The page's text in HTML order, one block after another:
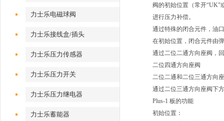
力士乐电磁球阀
力士乐接线盒/插头
力士乐压力传感器
力士乐压力开关
力士乐压力继电器
力士乐蓄能器
阀的初始位置（常开“UK"
进行压力补偿。
通过特殊的闭合元件，油
在初始位置，闭合元件由
通过二位二通方向座阀，
二位四通方向座阀
二位二通和二位三通方向
通过二位三通方向座阀下
Plus-1 板的功能
初始位置：